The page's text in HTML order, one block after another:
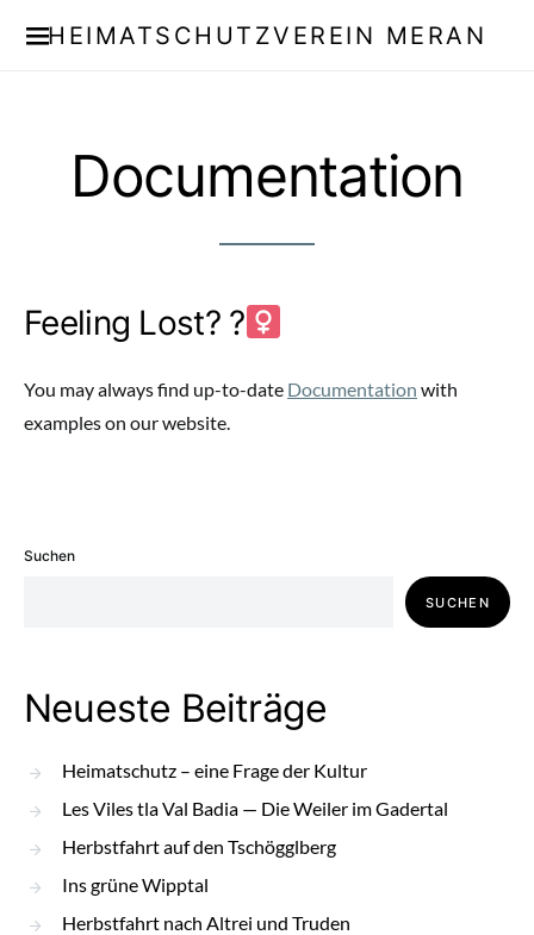
HEIMATSCHUTZVEREIN MERAN
Documentation
Feeling Lost? ?‍
You may always find up-to-date Documentation with
examples on our website.
Suchen
SUCHEN
Neueste Beiträge
Heimatschutz – eine Frage der Kultur
Les Viles tla Val Badia — Die Weiler im Gadertal
Herbstfahrt auf den Tschögglberg
Ins grüne Wipptal
Herbstfahrt nach Altrei und Truden